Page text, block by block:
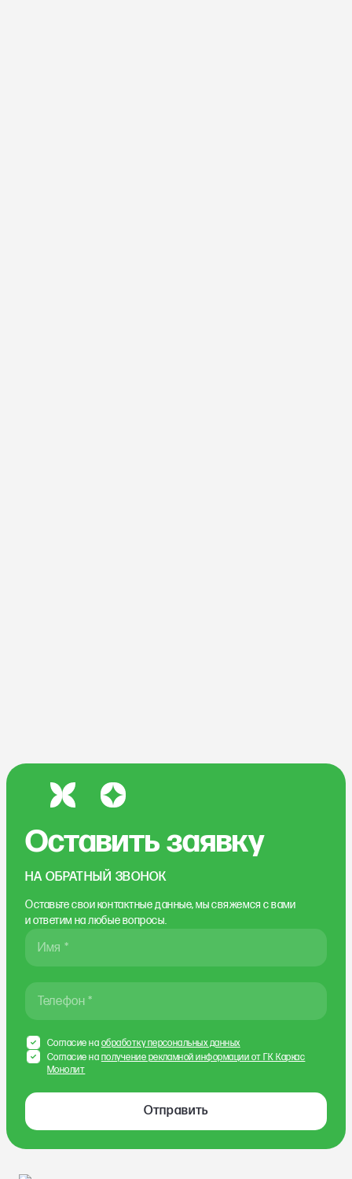
Оставить заявку
НА ОБРАТНЫЙ ЗВОНОК
Оставьте свои контактные данные, мы свяжемсяс вами
и ответим на любые вопросы.
Имя *
Телефон *
Отправить
Согласие на обработку персональных данных
Согласие на получение рекламной информации от ГК Каркас
Монолит